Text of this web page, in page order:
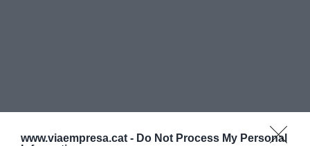
www.viaempresa.cat - Do Not Process My Personal